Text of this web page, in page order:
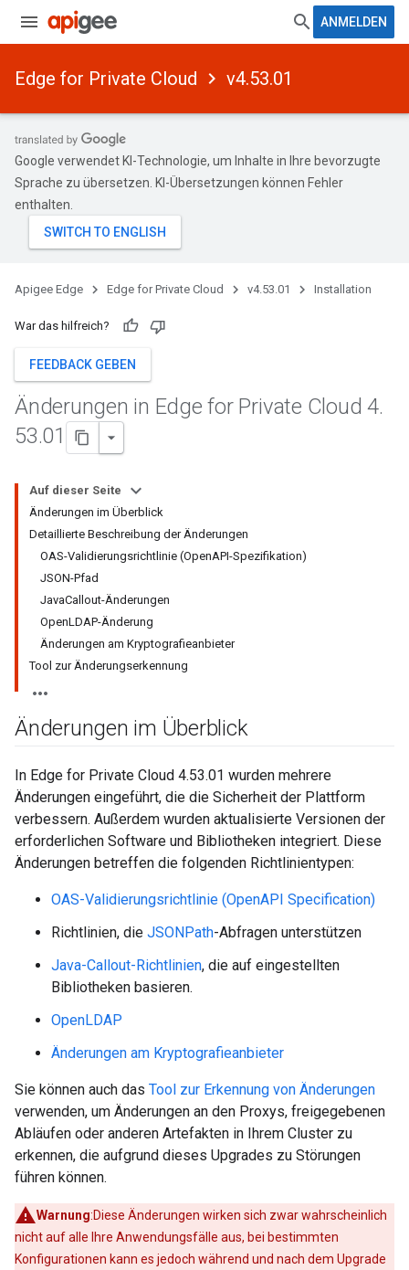
ANMELDEN
Edge for Private Cloud v4.53.01
Google verwendet KI-Technologie, um Inhalte in Ihre bevorzugte
Sprache zu übersetzen. KI-Übersetzungen können Fehler
enthalten.
Apigee Edge Edge for Private Cloud v4.53.01 Installation
War das hilfreich?
FEEDBACK GEBEN
Änderungen in Edge for Private Cloud 4.
53.01
Auf dieser Seite
Änderungen im Überblick
Detaillierte Beschreibung der Änderungen
OAS-Validierungsrichtlinie (OpenAPI-Spezifikation)
JSON-Pfad
JavaCallout-Änderungen
OpenLDAP-Änderung
Änderungen am Kryptografieanbieter
Tool zur Änderungserkennung
Änderungen im Überblick
In Edge for Private Cloud 4.53.01 wurden mehrere
Änderungen eingeführt, die die Sicherheit der Plattform
verbessern. Außerdem wurden aktualisierte Versionen der
erforderlichen Software und Bibliotheken integriert. Diese
Änderungen betreffen die folgenden Richtlinientypen:
OAS-Validierungsrichtlinie (OpenAPI Specification)
Richtlinien, die JSONPath-Abfragen unterstützen
Java-Callout-Richtlinien, die auf eingestellten
Bibliotheken basieren.
OpenLDAP
Änderungen am Kryptografieanbieter
Sie können auch das Tool zur Erkennung von Änderungen
verwenden, um Änderungen an den Proxys, freigegebenen
Abläufen oder anderen Artefakten in Ihrem Cluster zu
erkennen, die aufgrund dieses Upgrades zu Störungen
führen können.
Warnung:Diese Änderungen wirken sich zwar wahrscheinlich
nicht auf alle Ihre Anwendungsfälle aus, bei bestimmten
Konfigurationen kann es jedoch während und nach dem Upgrade